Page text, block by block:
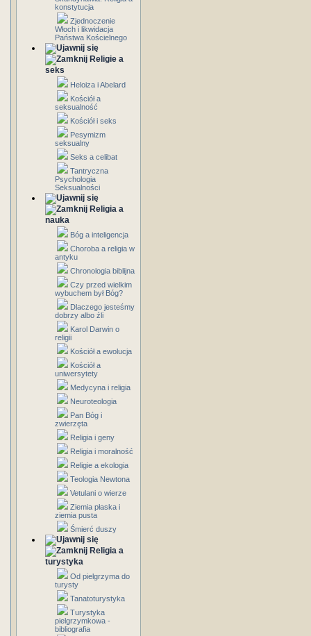
konstytucja
Zjednoczenie
Włoch i likwidacja
Państwa Kościelnego
Religie a
seks
Heloiza i Abelard
Kościół a
seksualność
Kościół i seks
Pesymizm
seksualny
Seks a celibat
Tantryczna
Psychologia
Seksualności
Religia a
nauka
Bóg a inteligencja
Choroba a religia w
antyku
Chronologia biblijna
Czy przed wielkim
wybuchem był Bóg?
Dlaczego jesteśmy
dobrzy albo źli
Karol Darwin o
religii
Kościół a ewolucja
Kościół a
uniwersytety
Medycyna i religia
Neuroteologia
Pan Bóg i
zwierzęta
Religia i geny
Religia i moralność
Religie a ekologia
Teologia Newtona
Vetulani o wierze
Ziemia płaska i
ziemia pusta
Śmierć duszy
Religia a
turystyka
Od pielgrzyma do
turysty
Tanatoturystyka
Turystyka
pielgrzymkowa -
bibliografia